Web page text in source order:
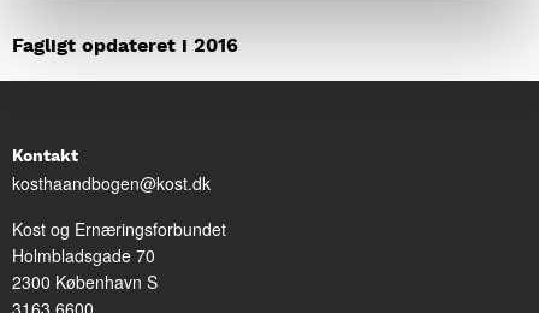
Fagligt opdateret i 2016
Kontakt
kosthaandbogen@kost.dk
Kost og Ernæringsforbundet
Holmbladsgade 70
2300 København S
3163 6600